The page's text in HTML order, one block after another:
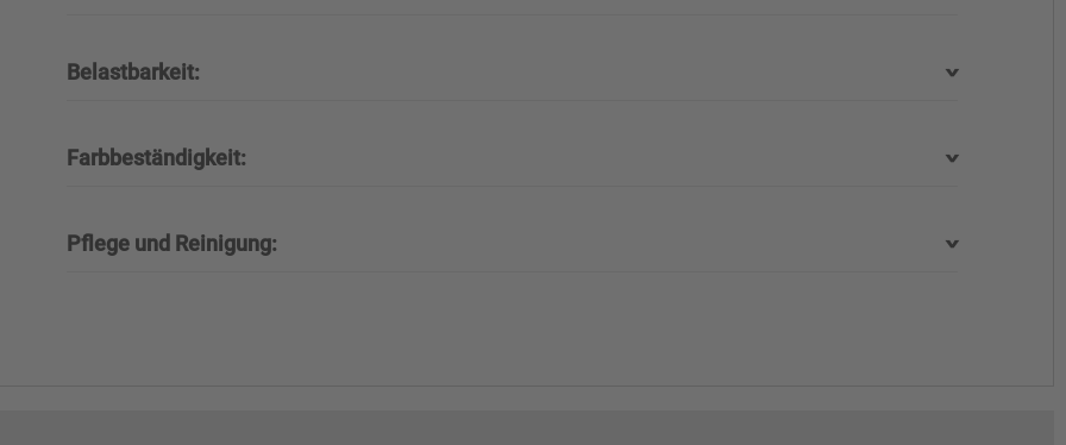
Belastbarkeit:
Farbbeständigkeit:
Pflege und Reinigung: